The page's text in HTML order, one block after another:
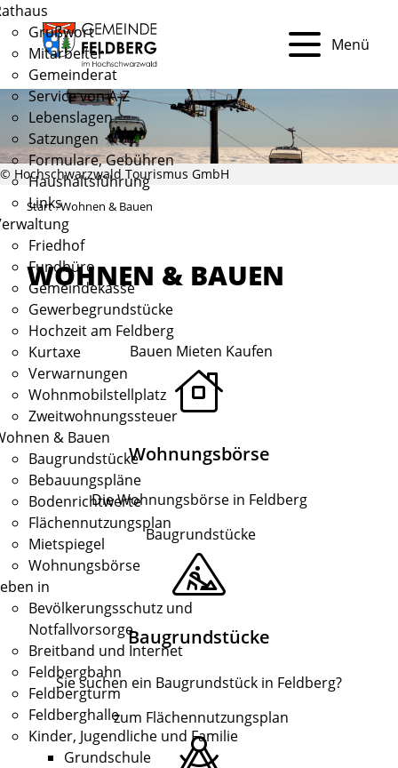
Grußwort
Mitarbeiter
Gemeinderat
Service von A-Z
Lebenslagen
Satzungen
Formulare, Gebühren
Haushaltsführung
Links
Friedhof
Fundbüro
Gemeindekasse
Gewerbegrundstücke
Hochzeit am Feldberg
Kurtaxe
Verwarnungen
Wohnmobilstellplatz
Zweitwohnungssteuer
& Bauen
Baugrundstücke
Bebauungspläne
Bodenrichtwerte
Flächennutzungsplan
Mietspiegel
Wohnungsbörse
in
Bevölkerungsschutz und
Notfallvorsorge
Breitband und Internet
Feldbergbahn
Feldbergturm
Feldberghalle
Kinder, Jugendliche und Familie
Grundschule
Menü
© Hochschwarzwald Tourismus GmbH
Start Wohnen & Bauen
WOHNEN & BAUEN
Wohnungsbörse
Die Wohnungsbörse in Feldberg
Bauen Mieten Kaufen
Baugrundstücke
Sie suchen ein Baugrundstück in Feldberg?
Baugrundstücke
zum Flächennutzungsplan